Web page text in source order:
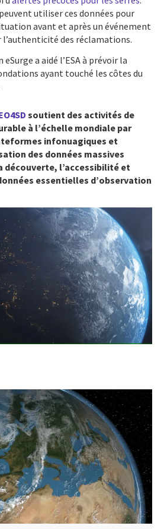
utiliser ces données pour
avant et après un événement
des réclamations.
a aidé l’ESA à prévoir la
ayant touché les côtes du
soutient des activités de
à l’échelle mondiale par
infonuagiques et
des données massives
découverte, l’accessibilité et
essentielles d’observation